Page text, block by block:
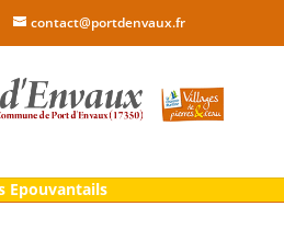
contact@portdenvaux.fr
Epouvantails